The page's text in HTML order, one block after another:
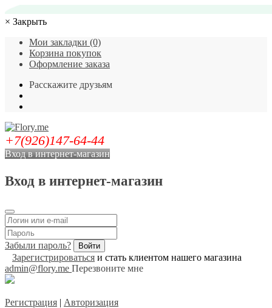
× Закрыть
Мои закладки (0)
Корзина покупок
Оформление заказа
Расскажите друзьям
+7(926)147-64-44
Вход в интернет-магазин
Вход в интернет-магазин
Забыли пароль?
Зарегистрироваться и стать клиентом нашего магазина
admin@flory.me Перезвоните мне
Регистрация | Авторизация